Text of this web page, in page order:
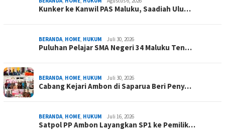
Kunker ke Kanwil PAS Maluku, Saadiah Ulu…
BERANDA, HOME, HUKUM Juli 30, 2026
Puluhan Pelajar SMA Negeri 34 Maluku Ten…
BERANDA, HOME, HUKUM Juli 30, 2026
Cabang Kejari Ambon di Saparua Beri Peny…
BERANDA, HOME, HUKUM Juli 16, 2026
Satpol PP Ambon Layangkan SP1 ke Pemilik…